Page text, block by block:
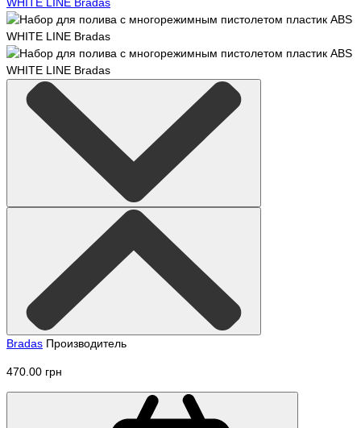
Bradas Производитель
470.00 грн